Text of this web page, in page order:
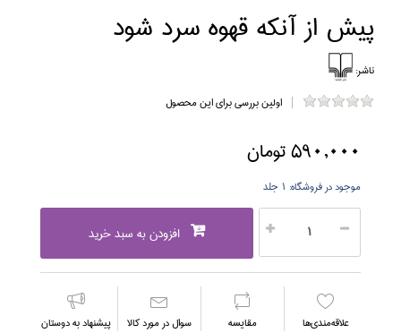
پيش از آنكه قهوه سرد شود
ناشر:
اولین بررسی برای این محصول
590,000 تومان
موجود در فروشگاه: 1 جلد
افزودن به سبد خرید
علاقه‌مندي‌ها مقايسه سوال در مورد كالا پیشنهاد به دوستان